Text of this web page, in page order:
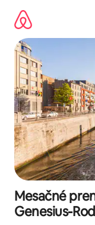
obsah.
Mesačné
Genesius-